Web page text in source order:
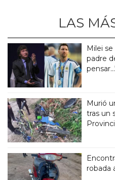
LAS
Milei
padre
Murió
tras un
robada